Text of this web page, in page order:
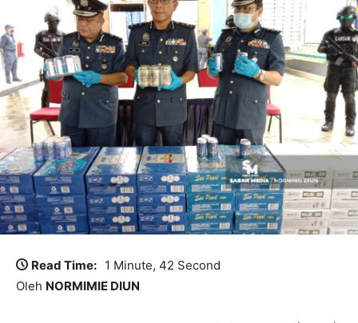
Read Time: 1 Minute, 42 Second
Oleh NORMIMIE DIUN